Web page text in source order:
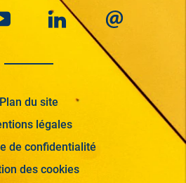
Plan du site
légales
de confidentialité
des cookies